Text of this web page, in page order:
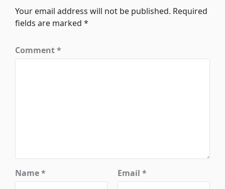
Your email address will not be published. Required
fields are marked*
Comment*
Name* Email *